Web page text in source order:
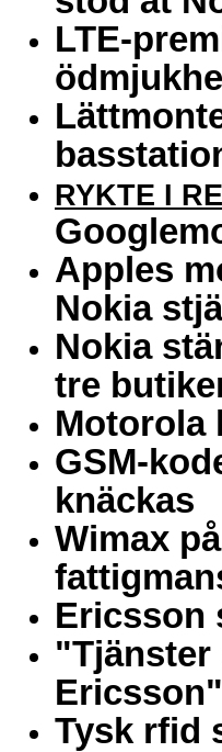
LTE-
RYKTE I
Apples
Nokia
Nokia
tre
Motorola
GSM-
knäckas
Wimax
Ericsson
"Tjänster
Ericsson"
Tysk rfid